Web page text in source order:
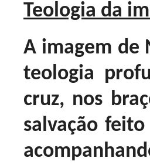
Teologia da
A imagem de
teologia
cruz, nos
salvação